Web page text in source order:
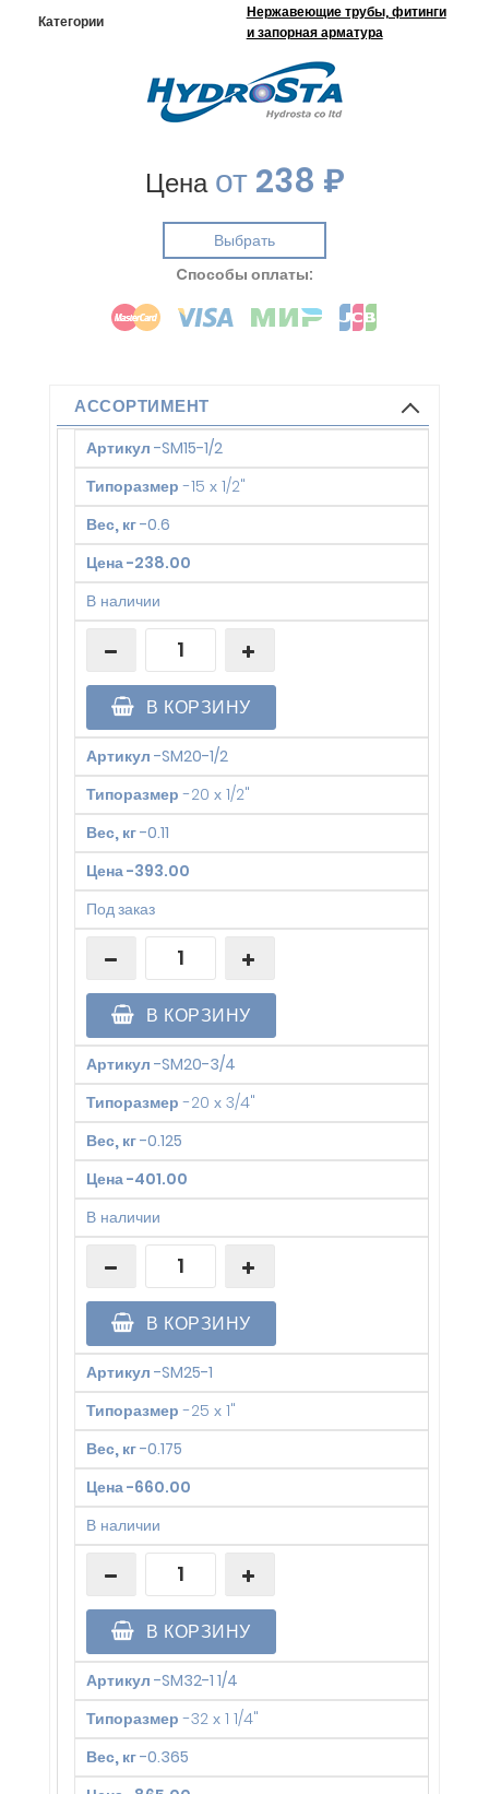
Категории
Нержавеющие трубы, фитинги
и запорная арматура
Ценаот238 ₽
Выбрать
Cпособы оплаты:
АССОРТИМЕНТ
Артикул -SM15-1/2
Типоразмер -15 х 1/2"
Вес, кг-0.6
Цена-238.00
В наличии
В КОРЗИНУ
Артикул -SM20-1/2
Типоразмер -20 х 1/2"
Вес, кг-0.11
Цена-393.00
Под заказ
В КОРЗИНУ
Артикул -SM20-3/4
Типоразмер -20 х 3/4"
Вес, кг-0.125
Цена-401.00
В наличии
В КОРЗИНУ
Артикул -SM25-1
Типоразмер -25 х 1"
Вес, кг-0.175
Цена-660.00
В наличии
В КОРЗИНУ
Артикул -SM32-1 1/4
Типоразмер -32 х 1 1/4"
Вес, кг-0.365